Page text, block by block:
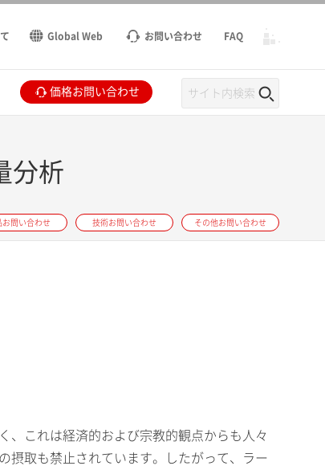
Global Web お問い合わせ FAQ
価格お問い合わせ
分析
お問い合わせ 技術お問い合わせ その他お問い合わせ
、これは経済的および宗教的観点からも人々
摂取も禁止されています。したがって、ラー